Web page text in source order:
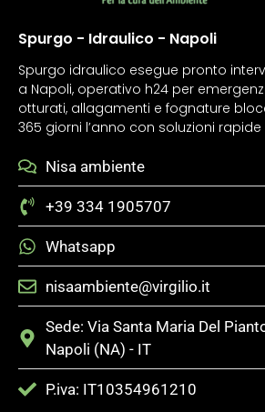
Spurgo - Idraulico - Napoli
Spurgo idraulico esegue pronto
a Napoli, operativo h24 per
otturati, allagamenti e fognature
365 giorni l’anno con soluzioni
Nisa ambiente
+39 334 1905707
Whatsapp
nisaambiente@virgilio.it
Sede: Via Santa Maria Del
Napoli (NA) - IT
P.iva: IT10354961210